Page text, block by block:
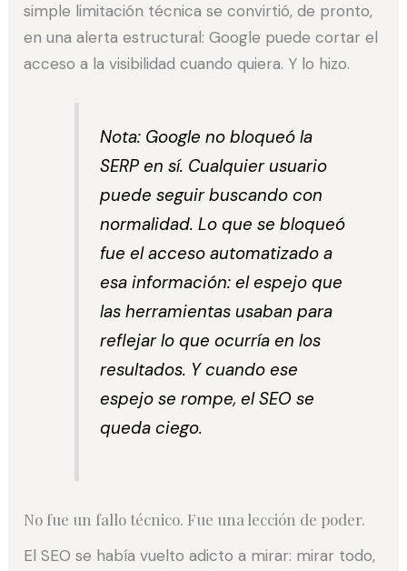
simple limitación técnica se convirtió, de pronto,
en una alerta estructural: Google puede cortar el
acceso a la visibilidad cuando quiera. Y lo hizo.
Nota: Google no bloqueó la
SERP en sí. Cualquier usuario
puede seguir buscando con
normalidad. Lo que se bloqueó
fue el acceso automatizado a
esa información: el espejo que
las herramientas usaban para
reflejar lo que ocurría en los
resultados. Y cuando ese
espejo se rompe, el SEO se
queda ciego.
No fue un fallo técnico. Fue una lección de poder.
El SEO se había vuelto adicto a mirar: mirar todo,